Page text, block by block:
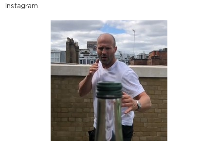
Instagram.